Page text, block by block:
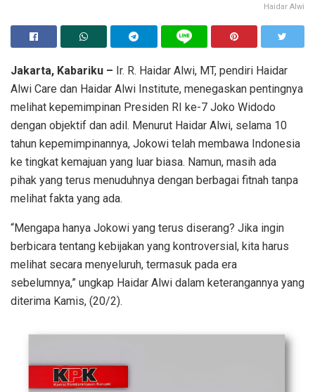
Haidar Alwi
Jakarta, Kabariku – Ir. R. Haidar Alwi, MT, pendiri Haidar
Alwi Care dan Haidar Alwi Institute, menegaskan pentingnya
melihat kepemimpinan Presiden RI ke-7 Joko Widodo
dengan objektif dan adil. Menurut Haidar Alwi, selama 10
tahun kepemimpinannya, Jokowi telah membawa Indonesia
ke tingkat kemajuan yang luar biasa. Namun, masih ada
pihak yang terus menuduhnya dengan berbagai fitnah tanpa
melihat fakta yang ada.
“Mengapa hanya Jokowi yang terus diserang? Jika ingin
berbicara tentang kebijakan yang kontroversial, kita harus
melihat secara menyeluruh, termasuk pada era
sebelumnya,” ungkap Haidar Alwi dalam keterangannya yang
diterima Kamis, (20/2).